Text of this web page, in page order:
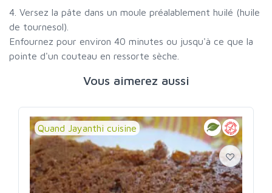
4. Versez la pâte dans un moule préalablement huilé (huile
de tournesol).
Enfournez pour environ 40 minutes ou jusqu'à ce que la
pointe d'un couteau en ressorte sèche.
Vous aimerez aussi
Quand Jayanthi cuisine